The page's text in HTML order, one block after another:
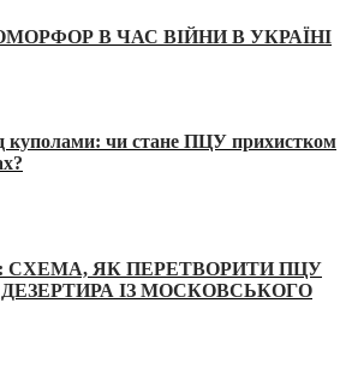
В ЧАС ВІЙНИ В УКРАЇНІ
куполами: чи стане ПЦУ прихистком
СХЕМА, ЯК ПЕРЕТВОРИТИ ПЦУ
ІЗ МОСКОВСЬКОГО